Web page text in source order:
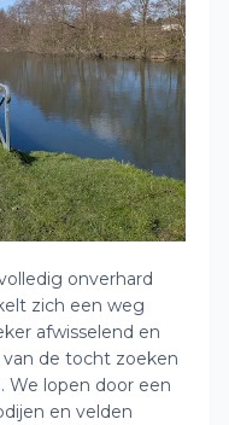
onverhard
zich een weg
afwisselend en
de tocht zoeken
We lopen door een
en velden